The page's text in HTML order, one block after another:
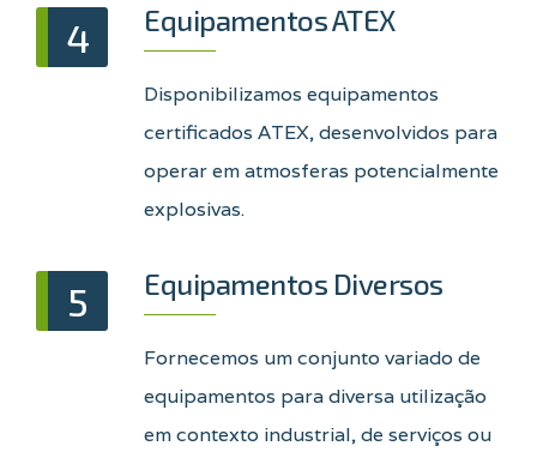
4 Equipamentos ATEX
Disponibilizamos equipamentos
certificados ATEX, desenvolvidos para
operar em atmosferas potencialmente
explosivas.
5 Equipamentos Diversos
Fornecemos um conjunto variado de
equipamentos para diversa utilização
em contexto industrial, de serviços ou